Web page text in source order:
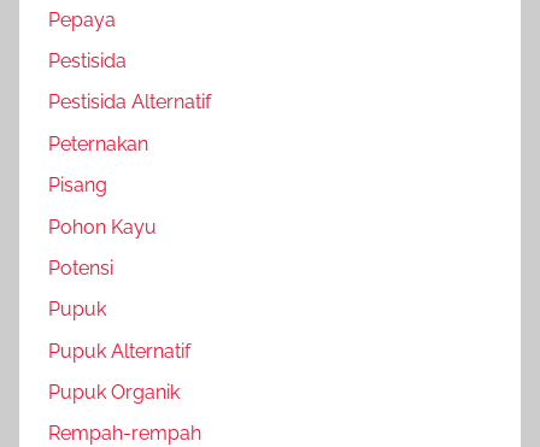
Pepaya
Pestisida
Pestisida Alternatif
Peternakan
Pisang
Pohon Kayu
Potensi
Pupuk
Pupuk Alternatif
Pupuk Organik
Rempah-rempah